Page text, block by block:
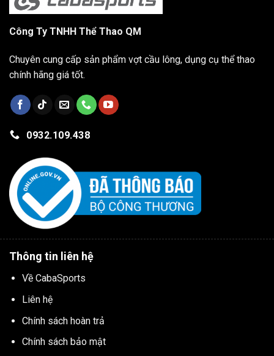
Công Ty TNHH Thể Thao QM
Chuyên cung cấp sản phẩm vợt cầu lông, dụng cụ thể thao
chính hãng giá tốt.
0932.109.438
Thông tin liên hệ
Về CabaSports
Liên hệ
Chính sách hoàn trả
Chính sách bảo mật